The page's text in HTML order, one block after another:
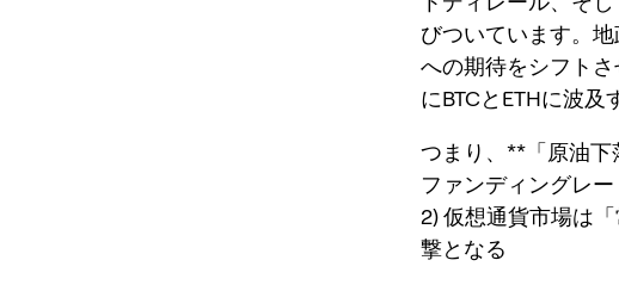
びついています。
への期待をシフト
にBTCとETHに波及
つまり、**「原油下
ファンディングレ
2) 仮想通貨市場は
撃となる